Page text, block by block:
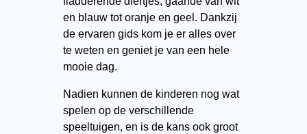
en blauw tot oranje en geel. Dankzij
de ervaren gids kom je er alles over
te weten en geniet je van een hele
mooie dag.
Nadien kunnen de kinderen nog wat
spelen op de verschillende
speeltuigen, en is de kans ook groot